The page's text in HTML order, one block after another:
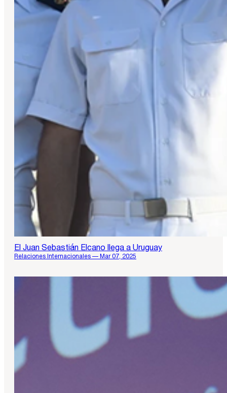
El Juan Sebastián Elcano llega a Uruguay
Relaciones Internacionales — Mar 07, 2025